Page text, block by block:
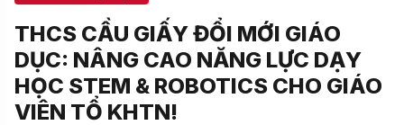
THCS CẦU GIẤY ĐỔI MỚI GIÁO
DỤC: NÂNG CAO NĂNG LỰC DẠY
HỌC STEM & ROBOTICS CHO GIÁO
VIÊN TỔ KHTN!